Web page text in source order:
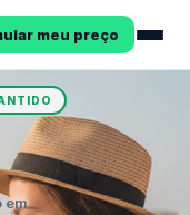
meu preço
em